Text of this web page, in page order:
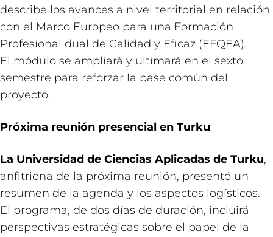
describe los avances a nivel territorial en relación
con el Marco Europeo para una Formación
Profesional dual de Calidad y Eficaz (EFQEA).
El módulo se ampliará y ultimará en el sexto
semestre para reforzar la base común del
proyecto.
Próxima reunión presencial en Turku
La Universidad de Ciencias Aplicadas de Turku,
anfitriona de la próxima reunión, presentó un
resumen de la agenda y los aspectos logísticos.
El programa, de dos días de duración, incluirá
perspectivas estratégicas sobre el papel de la